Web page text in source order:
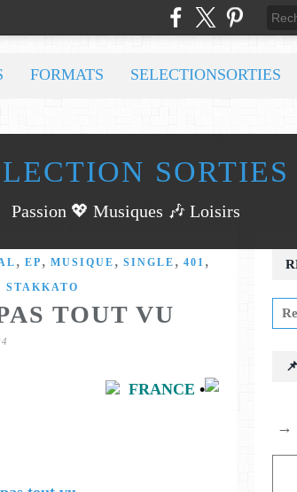
SORTIES
Passion 💖 Musiques 🎶 Loisirs
FORMATS SELECTIONSORTIES
, EP , MUSIQUE , SINGLE , 401 ,
STAKKATO
TOUT VU
FRANCE •
→